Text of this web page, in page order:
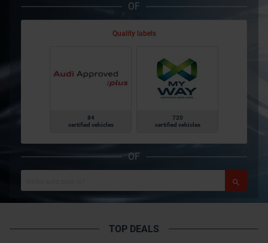
OF
Quality labels
84
certified vehicles
720
certified vehicles
OF
TOP DEALS